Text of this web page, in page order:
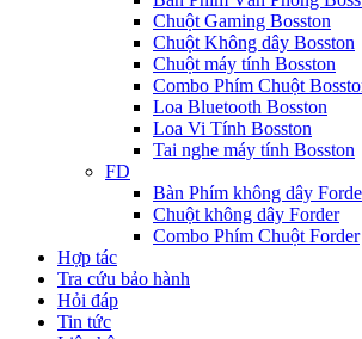
Chuột Gaming Bosston
Chuột Không dây Bosston
Chuột máy tính Bosston
Combo Phím Chuột
Loa Bluetooth Bosston
Loa Vi Tính Bosston
Tai nghe máy tính Bosston
FD
Bàn Phím không dây
Chuột không dây Forder
Combo Phím Chuột Forder
Hợp tác
Tra cứu bảo hành
Hỏi đáp
Tin tức